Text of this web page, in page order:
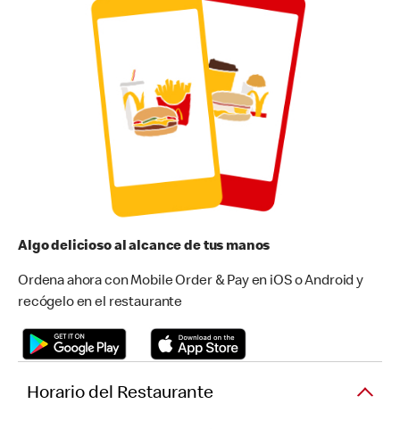
Algo delicioso al alcance de tus manos
Ordena ahora con Mobile Order & Pay en iOS o Android y
recógelo en el restaurante
Horario del Restaurante